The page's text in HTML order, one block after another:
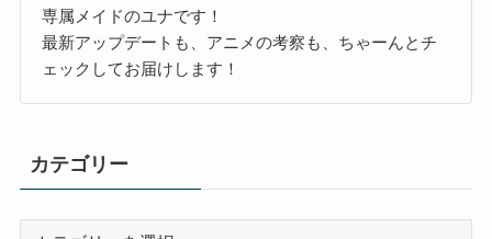
専属メイドのユナです！
最新アップデートも、アニメの考察も、ちゃーんとチ
ェックしてお届けします！
カテゴリー